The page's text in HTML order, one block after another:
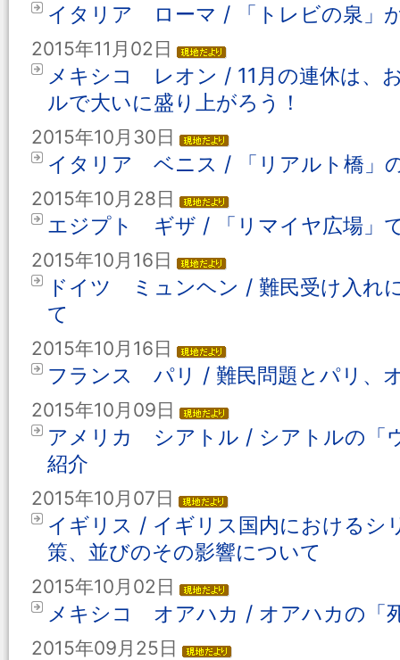
イタリア ローマ / 「トレビの泉」
2015年11月02日
メキシコ レオン / 11月の連休は、
ルで大いに盛り上がろう！
2015年10月30日
イタリア ベニス / 「リアルト橋」
2015年10月28日
エジプト ギザ / 「リマイヤ広場」
2015年10月16日
ドイツ ミュンヘン / 難民受け入れ
て
2015年10月16日
フランス パリ / 難民問題とパリ、
2015年10月09日
アメリカ シアトル / シアトルの「
紹介
2015年10月07日
イギリス / イギリス国内におけるシ
策、並びのその影響について
2015年10月02日
メキシコ オアハカ / オアハカの「
2015年09月25日